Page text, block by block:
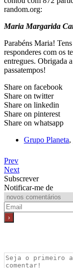
random.org:
Maria Margarida
Parabéns Maria!
responderes com os
entregues. Obrigada
passatempos!
Share on facebook
Share on twitter
Share on linkedin
Share on pinterest
Share on whatsapp
Grupo Planeta,
Prev
Next
Subscrever
Notificar-me de